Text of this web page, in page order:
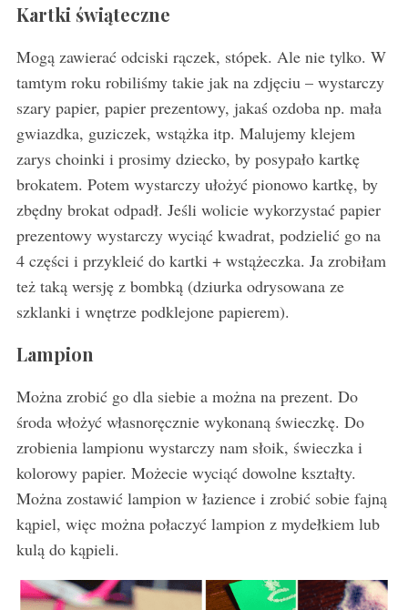
Kartki świąteczne
Mogą zawierać odciski rączek, stópek. Ale nie tylko. W
tamtym roku robiliśmy takie jak na zdjęciu – wystarczy
szary papier, papier prezentowy, jakaś ozdoba np. mała
gwiazdka, guziczek, wstążka itp. Malujemy klejem
zarys choinki i prosimy dziecko, by posypało kartkę
brokatem. Potem wystarczy ułożyć pionowo kartkę, by
zbędny brokat odpadł. Jeśli wolicie wykorzystać papier
prezentowy wystarczy wyciąć kwadrat, podzielić go na
4 części i przykleić do kartki + wstążeczka. Ja zrobiłam
też taką wersję z bombką (dziurka odrysowana ze
szklanki i wnętrze podklejone papierem).
Lampion
Można zrobić go dla siebie a można na prezent. Do
środa włożyć własnoręcznie wykonaną świeczkę. Do
zrobienia lampionu wystarczy nam słoik, świeczka i
kolorowy papier. Możecie wyciąć dowolne kształty.
Można zostawić lampion w łazience i zrobić sobie fajną
kąpiel, więc można połaczyć lampion z mydełkiem lub
kulą do kąpieli.